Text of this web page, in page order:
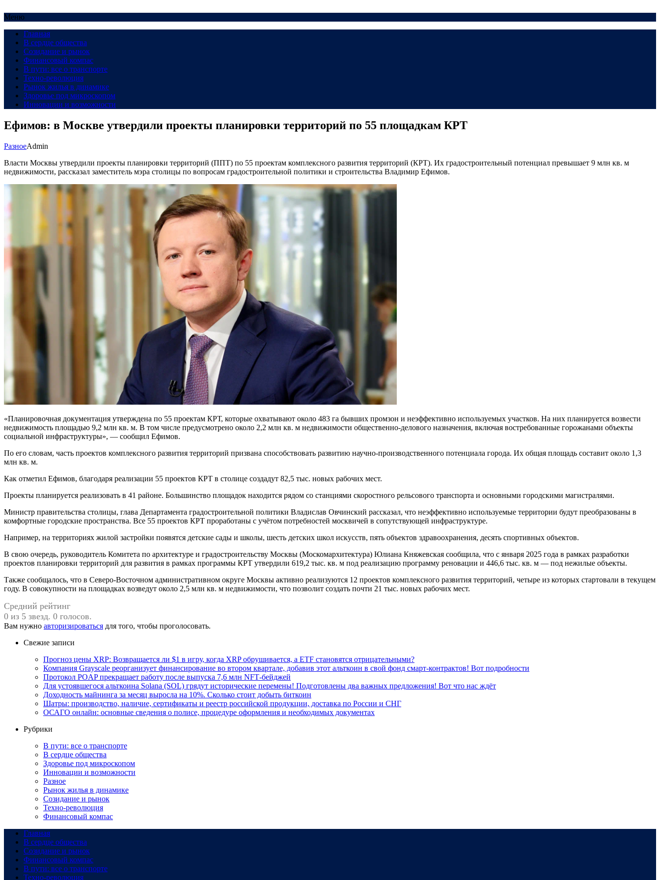
Меню
Главная
В сердце общества
Созидание и рынок
Финансовый компас
В пути: все о транспорте
Техно-революция
Рынок жилья в динамике
Здоровье под микроскопом
Инновации и возможности
Ефимов: в Москве утвердили проекты планировки территорий по 55 площадкам КРТ
РазноеAdmin
Власти Москвы утвердили проекты планировки территорий (ППТ) по 55 проектам комплексного развития территорий (КРТ). Их градостроительный потенциал превышает 9 млн кв. м
недвижимости, рассказал заместитель мэра столицы по вопросам градостроительной политики и строительства Владимир Ефимов.
«Планировочная документация утверждена по 55 проектам КРТ, которые охватывают около 483 га бывших промзон и неэффективно используемых участков. На них планируется возвести
недвижимость площадью 9,2 млн кв. м. В том числе предусмотрено около 2,2 млн кв. м недвижимости общественно-делового назначения, включая востребованные горожанами объекты
социальной инфраструктуры», — сообщил Ефимов.
По его словам, часть проектов комплексного развития территорий призвана способствовать развитию научно-производственного потенциала города. Их общая площадь составит около 1,3
млн кв. м.
Как отметил Ефимов, благодаря реализации 55 проектов КРТ в столице создадут 82,5 тыс. новых рабочих мест.
Проекты планируется реализовать в 41 районе. Большинство площадок находится рядом со станциями скоростного рельсового транспорта и основными городскими магистралями.
Министр правительства столицы, глава Департамента градостроительной политики Владислав Овчинский рассказал, что неэффективно используемые территории будут преобразованы в
комфортные городские пространства. Все 55 проектов КРТ проработаны с учётом потребностей москвичей в сопутствующей инфраструктуре.
Например, на территориях жилой застройки появятся детские сады и школы, шесть детских школ искусств, пять объектов здравоохранения, десять спортивных объектов.
В свою очередь, руководитель Комитета по архитектуре и градостроительству Москвы (Москомархитектура) Юлиана Княжевская сообщила, что с января 2025 года в рамках разработки
проектов планировки территорий для развития в рамках программы КРТ утвердили 619,2 тыс. кв. м под реализацию программу реновации и 446,6 тыс. кв. м — под нежилые объекты.
Также сообщалось, что в Северо-Восточном административном округе Москвы активно реализуются 12 проектов комплексного развития территорий, четыре из которых стартовали в текущем
году. В совокупности на площадках возведут около 2,5 млн кв. м недвижимости, что позволит создать почти 21 тыс. новых рабочих мест.
Средний рейтинг
0 из 5 звезд. 0 голосов.
Вам нужно авторизироваться для того, чтобы проголосовать.
Свежие записи
Прогноз цены XRP: Возвращается ли $1 в игру, когда XRP обрушивается, а ETF становятся отрицательными?
Компания Grayscale реорганизует финансирование во втором квартале, добавив этот альткоин в свой фонд смарт-контрактов! Вот подробности
Протокол POAP прекращает работу после выпуска 7,6 млн NFT‑бейджей
Для устоявшегося альткоина Solana (SOL) грядут исторические перемены! Подготовлены два важных предложения! Вот что нас ждёт
Доходность майнинга за месяц выросла на 10%. Сколько стоит добыть биткоин
Шатры: производство, наличие, сертификаты и реестр российской продукции, доставка по России и СНГ
ОСАГО онлайн: основные сведения о полисе, процедуре оформления и необходимых документах
Рубрики
В пути: все о транспорте
В сердце общества
Здоровье под микроскопом
Инновации и возможности
Разное
Рынок жилья в динамике
Созидание и рынок
Техно-революция
Финансовый компас
Главная
В сердце общества
Созидание и рынок
Финансовый компас
В пути: все о транспорте
Техно-революция